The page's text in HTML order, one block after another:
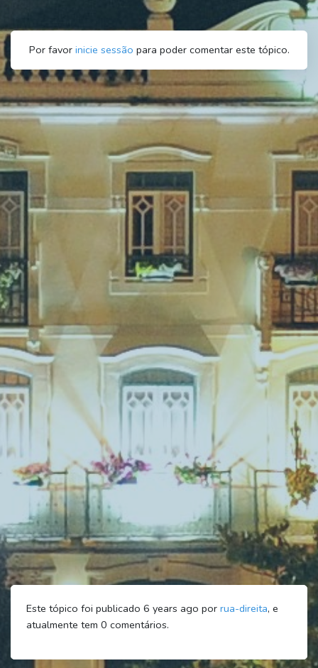
Por favor inicie sessão para poder comentar este tópico.
Este tópico foi publicado 6 years ago por rua-direita, e
atualmente tem 0 comentários.